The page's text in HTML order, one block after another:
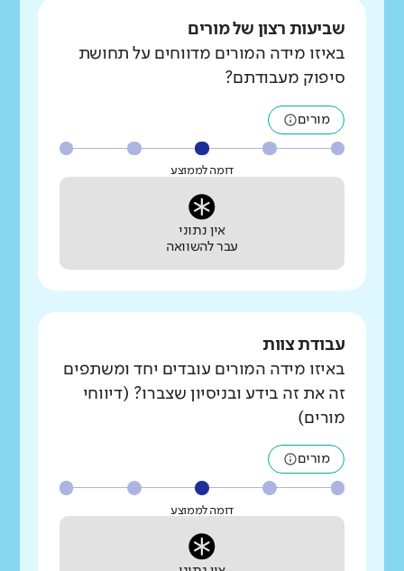
שביעות רצון של מורים
באיזו מידה המורים מדווחים על תחושת
סיפוק מעבודתם?
מורים
דומה לממוצע
אין נתוני
עבר להשוואה
עבודת צוות
באיזו מידה המורים עובדים יחד ומשתפים
זה את זה בידע ובניסיון שצברו? (דיווחי
מורים)
מורים
דומה לממוצע